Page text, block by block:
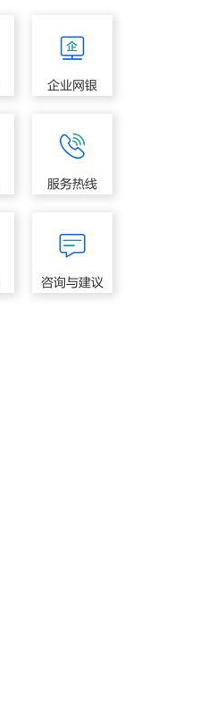
企业网银
服务热线
咨询与建议